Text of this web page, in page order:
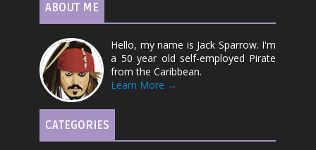
ABOUT ME
Hello, my name is Jack Sparrow. I'm
a 50 year old self-employed Pirate
from the Caribbean.
Learn More →
CATEGORIES